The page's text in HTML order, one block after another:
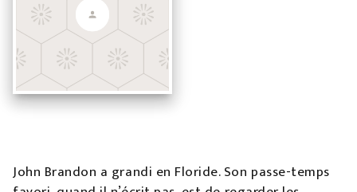
John Brandon a grandi en Floride. Son passe-temps